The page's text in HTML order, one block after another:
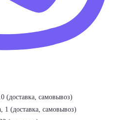
(доставка, самовывоз)
1 (доставка, самовывоз)